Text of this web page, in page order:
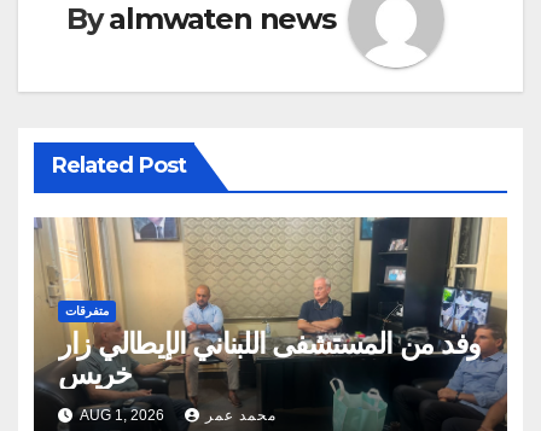
Byalmwaten news
Related Post
متفرقات
وفد من المستشفى اللبناني الإيطالي زار
خريس
AUG 1, 2026 محمد عمر